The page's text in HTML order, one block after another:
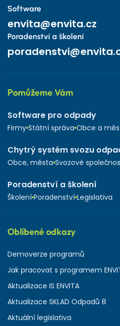
Software
envita@envita.cz
Poradenství a školení
Pomůžeme Vám
Software pro odpady
Firmy Státní správa Obce a
Chytrý systém svozu
Obce, města Svozové
Poradenství a školení
Školení Poradenství Legislativa
Oblíbené odkazy
Demoverze programů
Jak pracovat s programem
Aktualizace IS ENVITA
Aktualizace SKLAD Odpadů 8
Aktuální legislativa